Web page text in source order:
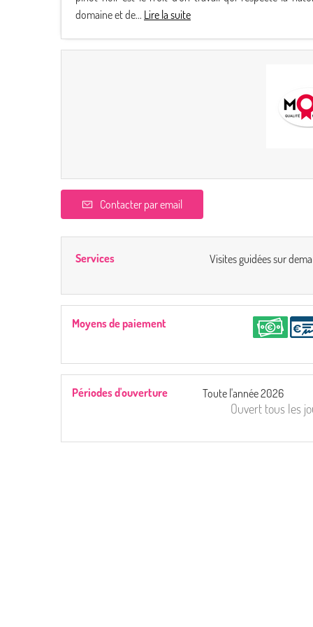
domaine et de... Lire la suite
Contacter par email
Services Visites guidées sur
Moyens de paiement
Périodes d'ouverture Toute l'année 2026
Ouvert tous les